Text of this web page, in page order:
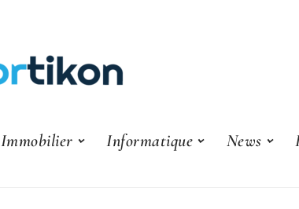
Immobilier Informatique News